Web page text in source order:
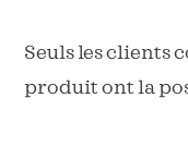
Seuls les clients
produit ont la